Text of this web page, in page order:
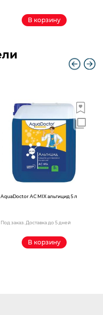
В корзину
AquaDoctor AС MIX альгицид 5 л
Под заказ. Доставка до 5 дней
В корзину